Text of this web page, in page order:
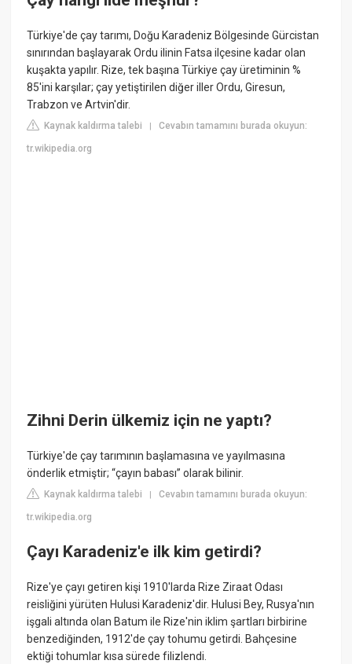
Türkiye'de çay tarımı, Doğu Karadeniz Bölgesinde Gürcistan
sınırından başlayarak Ordu ilinin Fatsa ilçesine kadar olan
kuşakta yapılır. Rize, tek başına Türkiye çay üretiminin %
85'ini karşılar; çay yetiştirilen diğer iller Ordu, Giresun,
Trabzon ve Artvin'dir.
Kaynak kaldırma talebi |Cevabın tamamını burada okuyun:
tr.wikipedia.org
Zihni Derin ülkemiz için ne yaptı?
Türkiye'de çay tarımının başlamasına ve yayılmasına
önderlik etmiştir; “çayın babası” olarak bilinir.
Kaynak kaldırma talebi |Cevabın tamamını burada okuyun:
tr.wikipedia.org
Çayı Karadeniz'e ilk kim getirdi?
Rize'ye çayı getiren kişi 1910'larda Rize Ziraat Odası
reisliğini yürüten Hulusi Karadeniz'dir. Hulusi Bey, Rusya'nın
işgali altında olan Batum ile Rize'nin iklim şartları birbirine
benzediğinden, 1912'de çay tohumu getirdi. Bahçesine
ektiği tohumlar kısa sürede filizlendi.